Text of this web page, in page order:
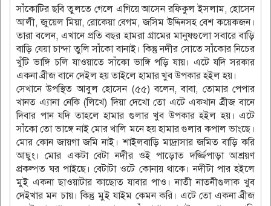
সাঁকোটির ছবি তুলতে গেলে এগিয়ে আসেন রফিকুল ইসলাম, হোসেন
আলী, জুয়েল মিয়া, রোকেয়া বেগম, জসিম উদ্দিনসহ বেশ কয়েকজন।
তারা বলেন, এখানে প্রতি বছর হামরা গ্রামের মানুষগুলো সবারে বাড়ি
বাড়ি যেয়া চান্দা তুলি সাঁকো বানাই। কিন্তু নদীর সোতে সাঁকোর নিচের
খুঁটি ভাঙ্গি চলি যাওয়াতে সাঁকো ভাঙ্গি পড়ি যায়। এটে যদি সরকার
একনা ব্রীজ বানে দেইল হয় তাইলে হামার খুব উপকার হইল হয়।
সেখানে উপস্থিত আবুল হোসেন (৫৫) বলেন, বাবা, তোমার পেপার
খানত এ্যানা নেকি (লিখে) দিয়া দেখো তো এটে একখান ব্রীজ বানে
দিবার পান যদি তাহলে হামার গুলার খুব উপকার হইল হয়। এটে
সাঁকো তো ভাঙ্গে নাই মোর খালি মনে হয় হামার গুলার কপাল ভাংছে।
মোর কোন জায়গা জমি নাই। শাইলবাড়ি মাদ্রাসার জমিত বাড়ি করি
আছুং। মোর একটা বেটা নদীর ওই পাড়োত দর্জ্জিপাড়া আশ্রয়ণ
প্রকল্পত ঘর পাইছে। বেটাটা ওটে কোনায় থাকে। নদীটা পার হইলে
মুই একনা ছাওয়াটার কাছোত যাবার পাও। নাতী নাতনীগুলাক খুব
দেইখার মন চায়। কিন্তু মুই যাইম কেমন করি। এটে তো একনা ব্রীজ